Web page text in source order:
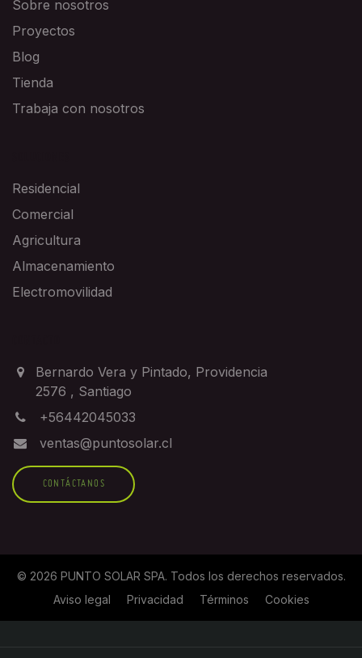
Sobre nosotros
Proyectos
Blog
Tienda
Trabaja con nosotros
Residencial
Comercial
Agricultura
Almacenamiento
Electromovilidad
Bernardo Vera y Pintado, Providencia
2576 , Santiago
+56442045033
ventas@puntosolar.cl
CONTÁCTANOS
© 2026 PUNTO SOLAR SPA. Todos los derechos reservados.
Aviso legal
Privacidad Términos Cookies